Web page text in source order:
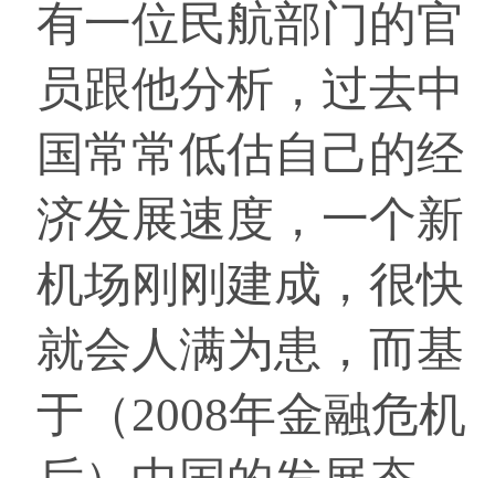
有一位民航部门的官
员跟他分析，过去中
国常常低估自己的经
济发展速度，一个新
机场刚刚建成，很快
就会人满为患，而基
于（2008年金融危机